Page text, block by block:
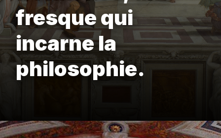
fresque qui
incarne la
philosophie.